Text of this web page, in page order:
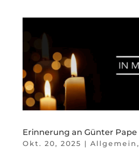
Erinnerung an Günter Pape
Okt. 20, 2025 | Allgemein,